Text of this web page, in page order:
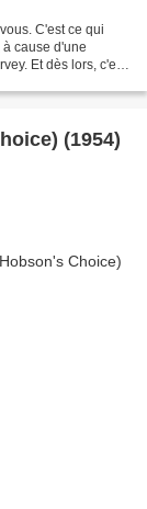
C'est ce qui
cause d'une
Et dès lors, c'est
(1954)